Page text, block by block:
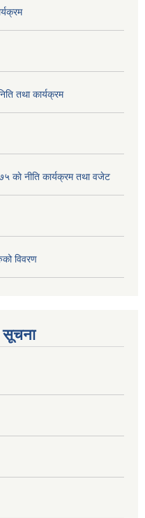
तथा कार्यक्रम
काे नीति कार्यक्रम तथा वजेट
विवरण
सूचना